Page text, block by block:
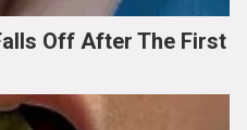
Off After The First